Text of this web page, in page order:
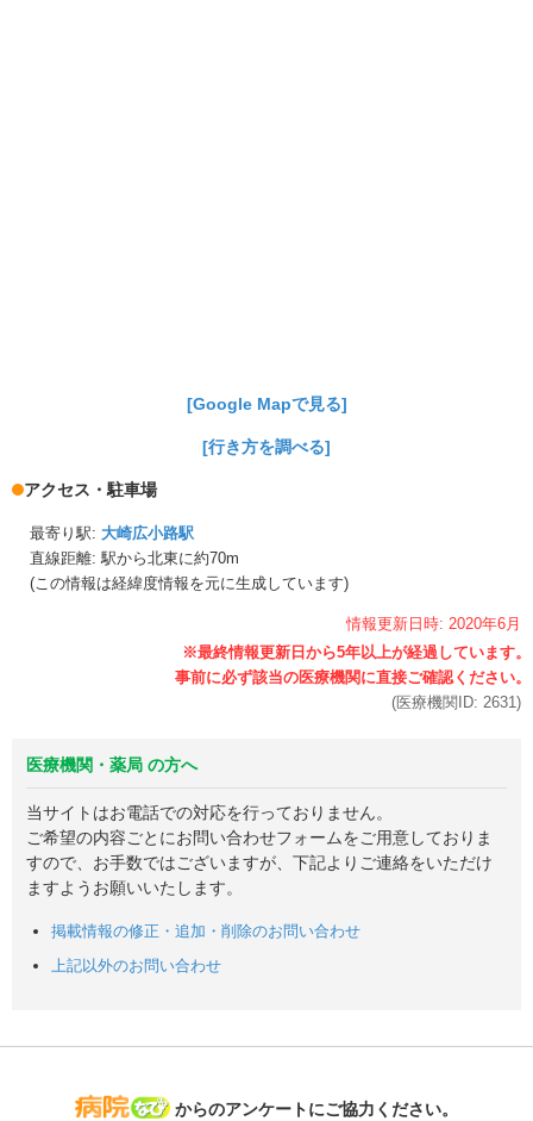
[Google Mapで見る]
[行き方を調べる]
アクセス・駐車場
最寄り駅: 大崎広小路駅
直線距離: 駅から北東に約70m
(この情報は経緯度情報を元に生成しています)
情報更新日時: 2020年6月
(医療機関ID: 2631)
医療機関・薬局 の方へ
当サイトはお電話での対応を行っておりません。
ご希望の内容ごとにお問い合わせフォームをご用意しておりま
すので、お手数ではございますが、下記よりご連絡をいただけ
ますようお願いいたします。
掲載情報の修正・追加・削除のお問い合わせ
上記以外のお問い合わせ
病院なび
からのアンケートにご協力ください。